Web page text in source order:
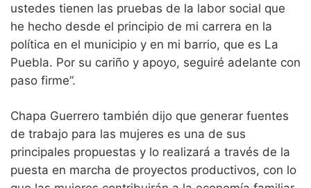
ustedes tienen las pruebas de la labor social que
he hecho desde el principio de mi carrera en la
política en el municipio y en mi barrio, que es La
Puebla. Por su cariño y apoyo, seguiré adelante con
paso firme”.
Chapa Guerrero también dijo que generar fuentes
de trabajo para las mujeres es una de sus
principales propuestas y lo realizará a través de la
puesta en marcha de proyectos productivos, con lo